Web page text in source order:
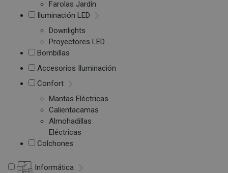
Farolas Jardín
Iluminación LED
Downlights
Proyectores LED
Bombillas
Accesorios Iluminación
Confort
Mantas Eléctricas
Calientacamas
Almohadillas
Eléctricas
Colchones
Informática